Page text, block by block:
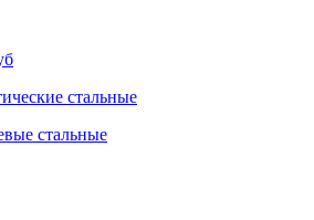
стальные
стальные